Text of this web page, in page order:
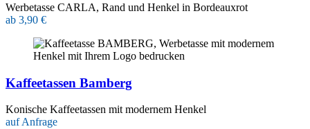
Werbetasse CARLA, Rand und Henkel in Bordeauxrot
ab 3,90 €
Kaffeetassen Bamberg
Konische Kaffeetassen mit modernem Henkel
auf Anfrage